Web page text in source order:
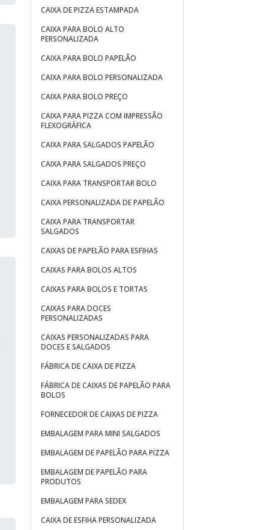
CAIXA DE PIZZA ESTAMPADA
CAIXA PARA BOLO ALTO
PERSONALIZADA
CAIXA PARA BOLO PAPELÃO
CAIXA PARA BOLO PERSONALIZADA
CAIXA PARA BOLO PREÇO
CAIXA PARA PIZZA COM IMPRESSÃO
FLEXOGRÁFICA
CAIXA PARA SALGADOS PAPELÃO
CAIXA PARA SALGADOS PREÇO
CAIXA PARA TRANSPORTAR BOLO
CAIXA PERSONALIZADA DE PAPELÃO
CAIXA PARA TRANSPORTAR
SALGADOS
CAIXAS DE PAPELÃO PARA ESFIHAS
CAIXAS PARA BOLOS ALTOS
CAIXAS PARA BOLOS E TORTAS
CAIXAS PARA DOCES
PERSONALIZADAS
CAIXAS PERSONALIZADAS PARA
DOCES E SALGADOS
FÁBRICA DE CAIXA DE PIZZA
FÁBRICA DE CAIXAS DE PAPELÃO PARA
BOLOS
FORNECEDOR DE CAIXAS DE PIZZA
EMBALAGEM PARA MINI SALGADOS
EMBALAGEM DE PAPELÃO PARA PIZZA
EMBALAGEM DE PAPELÃO PARA
PRODUTOS
EMBALAGEM PARA SEDEX
CAIXA DE ESFIHA PERSONALIZADA